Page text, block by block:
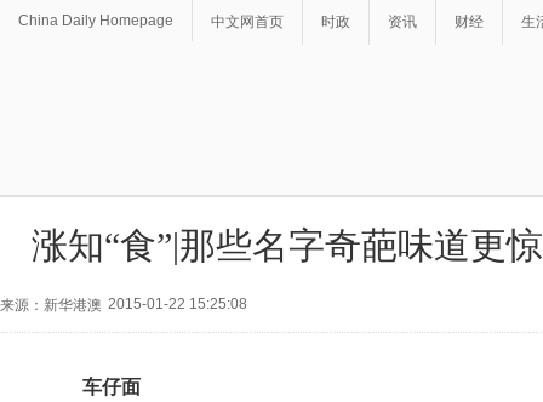
China Daily Homepage 中文网首页 时政 资讯 财经 生
涨知“食”|那些名字奇葩味道更
来源：新华港澳 2015-01-22 15:25:08
车仔面